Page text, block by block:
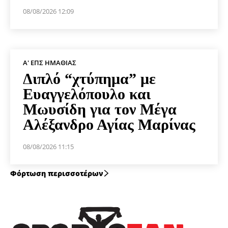
08/08/2026 12:09
Α' ΕΠΣ ΗΜΑΘΊΑΣ
Διπλό “χτύπημα” με
Ευαγγελόπουλο και
Μωυσίδη για τον Μέγα
Αλέξανδρο Αγίας Μαρίνας
08/08/2026 11:15
Φόρτωση περισσοτέρων